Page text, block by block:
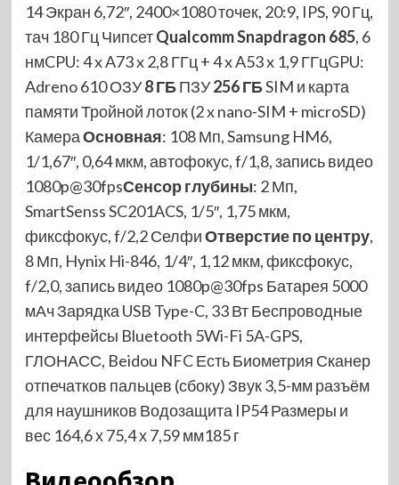
14 Экран 6,72″, 2400×1080 точек, 20:9, IPS, 90 Гц,
тач 180 Гц ЧипсетQualcomm Snapdragon 685, 6
нмCPU: 4 x A73 x 2,8 ГГц + 4 x A53 x 1,9 ГГцGPU:
Adreno 610 ОЗУ8 ГБПЗУ256 ГБSIM и карта
памяти Тройной лоток (2 x nano-SIM + microSD)
КамераОсновная: 108 Мп, Samsung HM6,
1/1,67″, 0,64 мкм, автофокус, f/1,8, запись видео
1080p@30fpsСенсор глубины: 2 Мп,
SmartSenss SC201ACS, 1/5″, 1,75 мкм,
фиксфокус, f/2,2 СелфиОтверстие по центру,
8 Мп, Hynix Hi-846, 1/4″, 1,12 мкм, фиксфокус,
f/2,0, запись видео 1080p@30fps Батарея 5000
мАч Зарядка USB Type-C, 33 Вт Беспроводные
интерфейсы Bluetooth 5Wi-Fi 5A-GPS,
ГЛОНАСС, Beidou NFC Есть Биометрия Сканер
отпечатков пальцев (сбоку) Звук 3,5-мм разъём
для наушников Водозащита IP54 Размеры и
вес 164,6 х 75,4 х 7,59 мм185 г